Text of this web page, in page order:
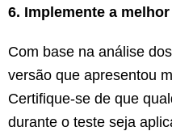
6. Implemente a
Com base na análise
versão que apresentou
Certifique-se de que
durante o teste seja